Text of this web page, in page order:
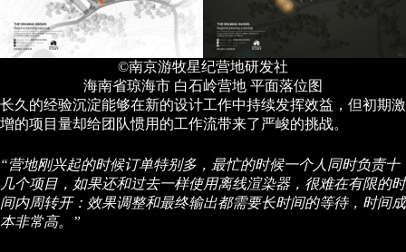
©南京游牧星纪营地研发社
海南省琼海市 白石岭营地 平面落位图
长久的经验沉淀能够在新的设计工作中持续发挥效益，但初期激
增的项目量却给团队惯用的工作流带来了严峻的挑战。
“营地刚兴起的时候订单特别多，最忙的时候一个人同时负责十
几个项目，如果还和过去一样使用离线渲染器，很难在有限的时
间内周转开：效果调整和最终输出都需要长时间的等待，时间成
本非常高。”